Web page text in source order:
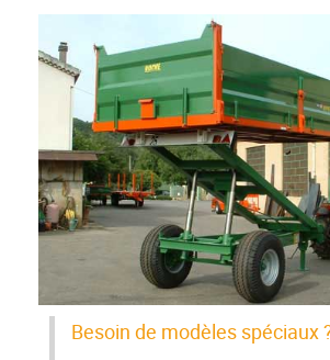
Besoin de modèles spéciaux